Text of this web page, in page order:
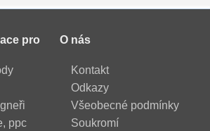
pro
ppc
O nás
Kontakt
Odkazy
Všeobecné podmínky
Soukromí